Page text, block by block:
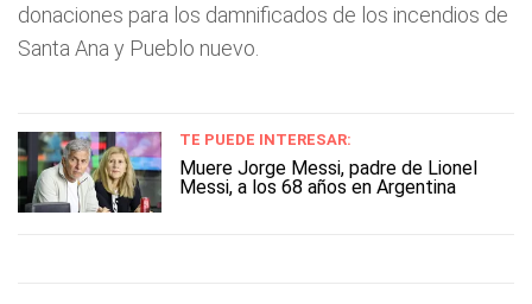
donaciones para los damnificados de los incendios de
Santa Ana y Pueblo nuevo.
TE PUEDE INTERESAR:
Muere Jorge Messi, padre de Lionel
Messi, a los 68 años en Argentina